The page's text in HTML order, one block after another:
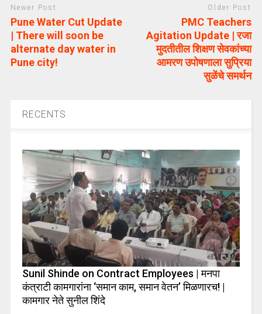
Newer Post
Pune Water Cut Update
| There will soon be
alternate day water in
Pune city!
Older Post
PMC Teachers
Agitation Update | रजा
मुदतीतील शिक्षण सेवकांच्या
आमरण उपोषणाला सुप्रिया
सुळेंचे समर्थन
RECENTS
Sunil Shinde on Contract Employees | मनपा
कंत्राटी कामगारांना ‘समान काम, समान वेतन’ मिळणारच! |
कामगार नेते सुनील शिंदे